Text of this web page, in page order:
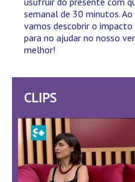
semanal de 30 minutos.
vamos descobrir o
para no ajudar no nosso
melhor!
CLIPS